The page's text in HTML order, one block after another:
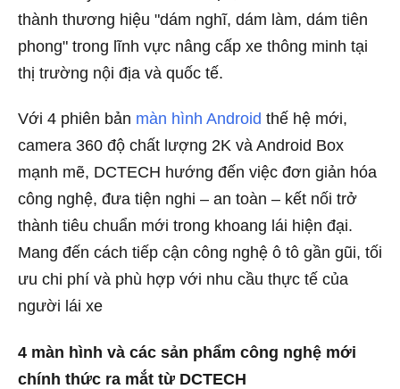
thành thương hiệu "dám nghĩ, dám làm, dám tiên
phong" trong lĩnh vực nâng cấp xe thông minh tại
thị trường nội địa và quốc tế.
Với 4 phiên bản màn hình Android thế hệ mới,
camera 360 độ chất lượng 2K và Android Box
mạnh mẽ, DCTECH hướng đến việc đơn giản hóa
công nghệ, đưa tiện nghi – an toàn – kết nối trở
thành tiêu chuẩn mới trong khoang lái hiện đại.
Mang đến cách tiếp cận công nghệ ô tô gần gũi, tối
ưu chi phí và phù hợp với nhu cầu thực tế của
người lái xe
4 màn hình và các sản phẩm công nghệ mới
chính thức ra mắt từ DCTECH